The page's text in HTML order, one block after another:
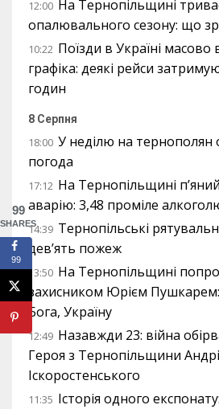
12:00 На Тернопільщині
опалювального сезону: що
10:22 Поїзди в Україні
графіка: деякі рейси
годин
8 Серпня
18:00 У неділю на тернополян
погода
17:12 На Тернопільщині
аварію: 3,48 проміле
14:39 Тернопільські
дев’ять пожеж
13:50 На Тернопільщині
захисником Юрієм
Бога, Україну
12:49 Назавжди 23: війна
Героя з Тернопільщини
Іскоростенського
11:35 Історія одного
99
SHARES
99